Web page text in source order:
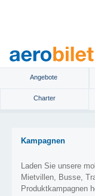
Angebote
Charter
Kampagnen
Laden Sie unsere
Mietvillen, Busse,
Produktkampagnen